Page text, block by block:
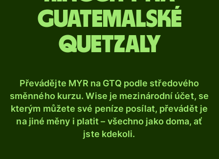
guatemalské
quetzaly
Převádějte MYR na GTQ podle středového
směnného kurzu. Wise je mezinárodní účet, se
kterým můžete své peníze posílat, převádět je
na jiné měny i platit – všechno jako doma, ať
jste kdekoli.